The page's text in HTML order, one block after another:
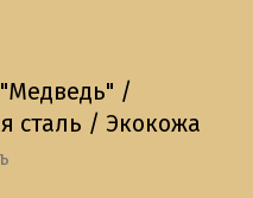
/
сталь / Экокожа